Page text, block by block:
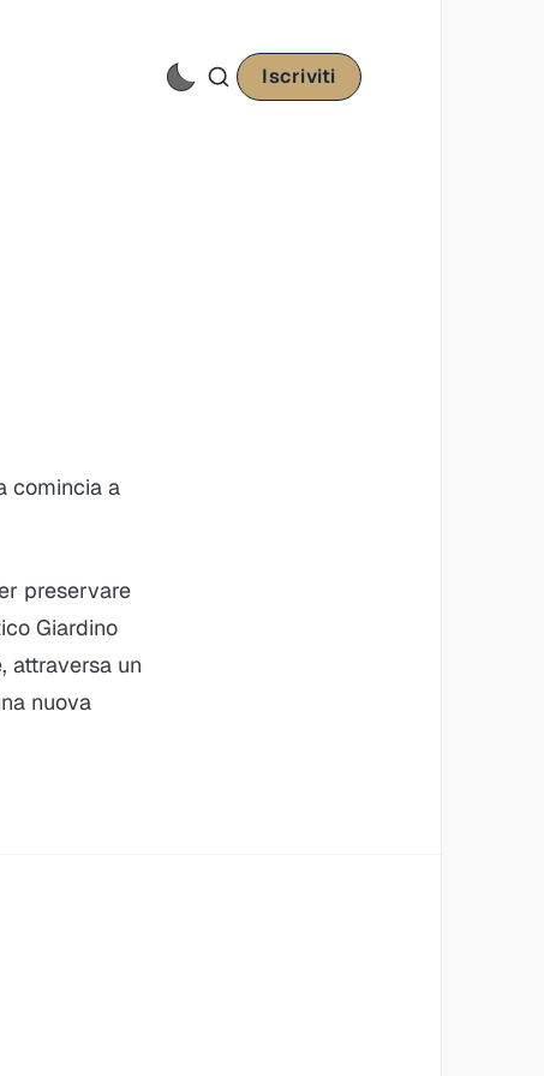
Iscriviti
comincia a
preservare
Giardino
attraversa un
nuova